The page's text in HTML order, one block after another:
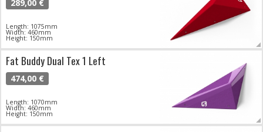
289,00 €
Length: 1075mm
Width: 460mm
Height: 150mm
Fat Buddy Dual Tex 1 Left
474,00 €
Length: 1070mm
Width: 460mm
Height: 150mm